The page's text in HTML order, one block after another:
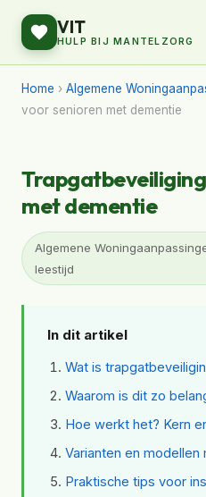
VIT
HULP BIJ MANTELZORG
Home › Algemene
voor senioren met dementie
met dementie
Algemene
leestijd
In dit artikel
Wat is
Waarom is dit zo
Hoe werkt het? Kern
Varianten en modellen
Praktische tips voor